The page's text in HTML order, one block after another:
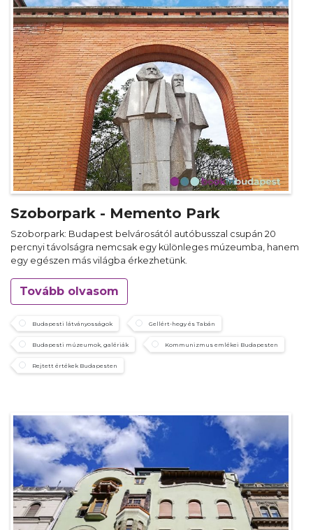
Szoborpark - Memento Park
Szoborpark: Budapest belvárosától autóbusszal csupán 20
percnyi távolságra nemcsak egy különleges múzeumba, hanem
egy egészen más világba érkezhetünk.
Tovább olvasom
Budapesti látványosságok Gellért-hegy és Tabán
Budapesti múzeumok, galériák Kommunizmus emlékei Budapesten
Rejtett értékek Budapesten